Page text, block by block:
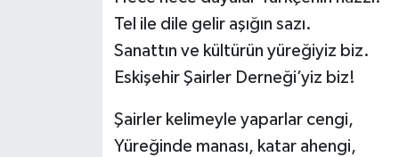
Tel ile dile gelir aşığın sazı.
Sanattın ve kültürün yüreğiyiz biz.
Eskişehir Şairler Derneği’yiz biz!
Şairler kelimeyle yaparlar cengi,
Yüreğinde manası, katar ahengi,